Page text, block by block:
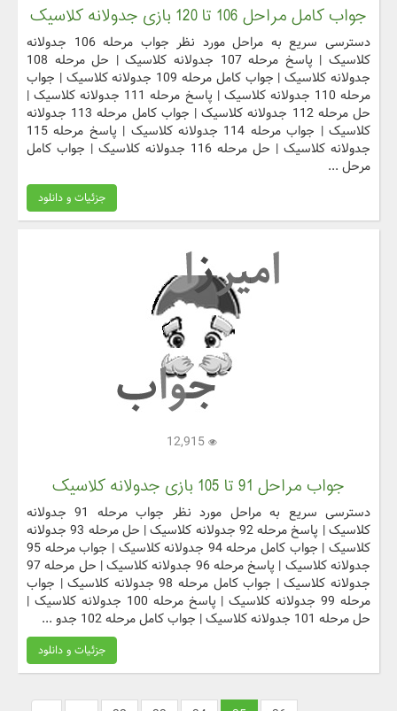
جواب کامل مراحل 106 تا 120 بازی جدولانه کلاسیک
دسترسی سریع به مراحل مورد نظر جواب مرحله 106 جدولانه
کلاسیک | پاسخ مرحله 107 جدولانه کلاسیک | حل مرحله 108
جدولانه کلاسیک | جواب کامل مرحله 109 جدولانه کلاسیک | جواب
مرحله 110 جدولانه کلاسیک | پاسخ مرحله 111 جدولانه کلاسیک |
حل مرحله 112 جدولانه کلاسیک | جواب کامل مرحله 113 جدولانه
کلاسیک | جواب مرحله 114 جدولانه کلاسیک | پاسخ مرحله 115
جدولانه کلاسیک | حل مرحله 116 جدولانه کلاسیک | جواب کامل
مرحل ...
جزئیات و دانلود
جواب مراحل 91 تا 105 بازی جدولانه کلاسیک
دسترسی سریع به مراحل مورد نظر جواب مرحله 91 جدولانه
کلاسیک | پاسخ مرحله 92 جدولانه کلاسیک | حل مرحله 93 جدولانه
کلاسیک | جواب کامل مرحله 94 جدولانه کلاسیک | جواب مرحله 95
جدولانه کلاسیک | پاسخ مرحله 96 جدولانه کلاسیک | حل مرحله 97
جدولانه کلاسیک | جواب کامل مرحله 98 جدولانه کلاسیک | جواب
مرحله 99 جدولانه کلاسیک | پاسخ مرحله 100 جدولانه کلاسیک |
حل مرحله 101 جدولانه کلاسیک | جواب کامل مرحله 102 جدو ...
جزئیات و دانلود